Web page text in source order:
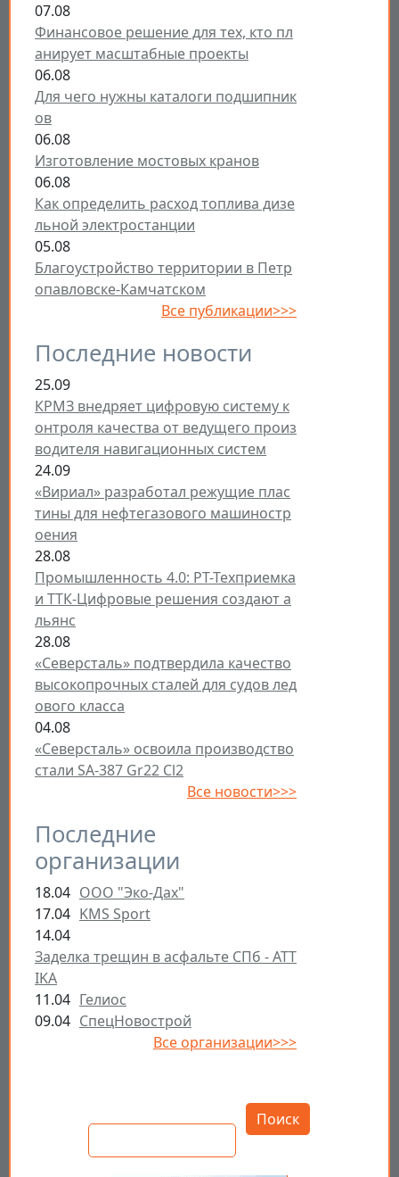
07.08
Финансовое решение для тех, кто пл
анирует масштабные проекты
06.08
Для чего нужны каталоги подшипник
ов
06.08
Изготовление мостовых кранов
06.08
Как определить расход топлива дизе
льной электростанции
05.08
Благоустройство территории в Петр
опавловске-Камчатском
Все публикации>>>
Последние новости
25.09
КРМЗ внедряет цифровую систему к
онтроля качества от ведущего произ
водителя навигационных систем
24.09
«Вириал» разработал режущие плас
тины для нефтегазового машиностр
оения
28.08
Промышленность 4.0: РТ-Техприемка
и ТТК-Цифровые решения создают а
льянс
28.08
«Северсталь» подтвердила качество
высокопрочных сталей для судов лед
ового класса
04.08
«Северсталь» освоила производство
стали SA-387 Gr22 Cl2
Все новости>>>
Последние
организации
18.04 ООО "Эко-Дах"
17.04 KMS Sport
14.04
Заделка трещин в асфальте СПб - ATT
IKA
11.04 Гелиос
09.04 СпецНовострой
Все организации>>>